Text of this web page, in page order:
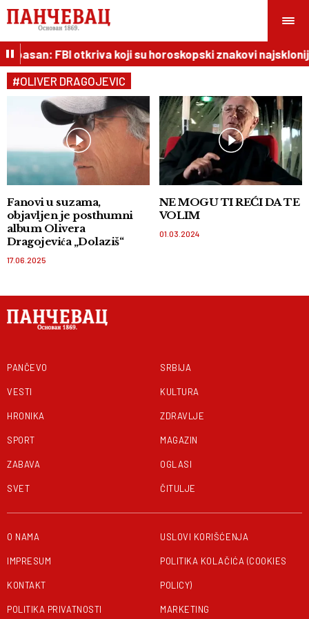
opasan: FBI otkriva koji su horoskopski znakovi
#OLIVER DRAGOJEVIC
Fanovi u suzama,
objavljen je posthumni
album Olivera
Dragojevića „Dolaziš“
17.06.2025
NE MOGU TI REĆI DA TE
VOLIM
01.03.2024
PANČEVO
VESTI
HRONIKA
SPORT
ZABAVA
SVET
SRBIJA
KULTURA
ZDRAVLJE
MAGAZIN
OGLASI
ČITULJE
O NAMA
IMPRESUM
KONTAKT
POLITIKA PRIVATNOSTI
USLOVI KORIŠĆENJA
POLITIKA KOLAČIĆA (COOKIES
POLICY)
MARKETING